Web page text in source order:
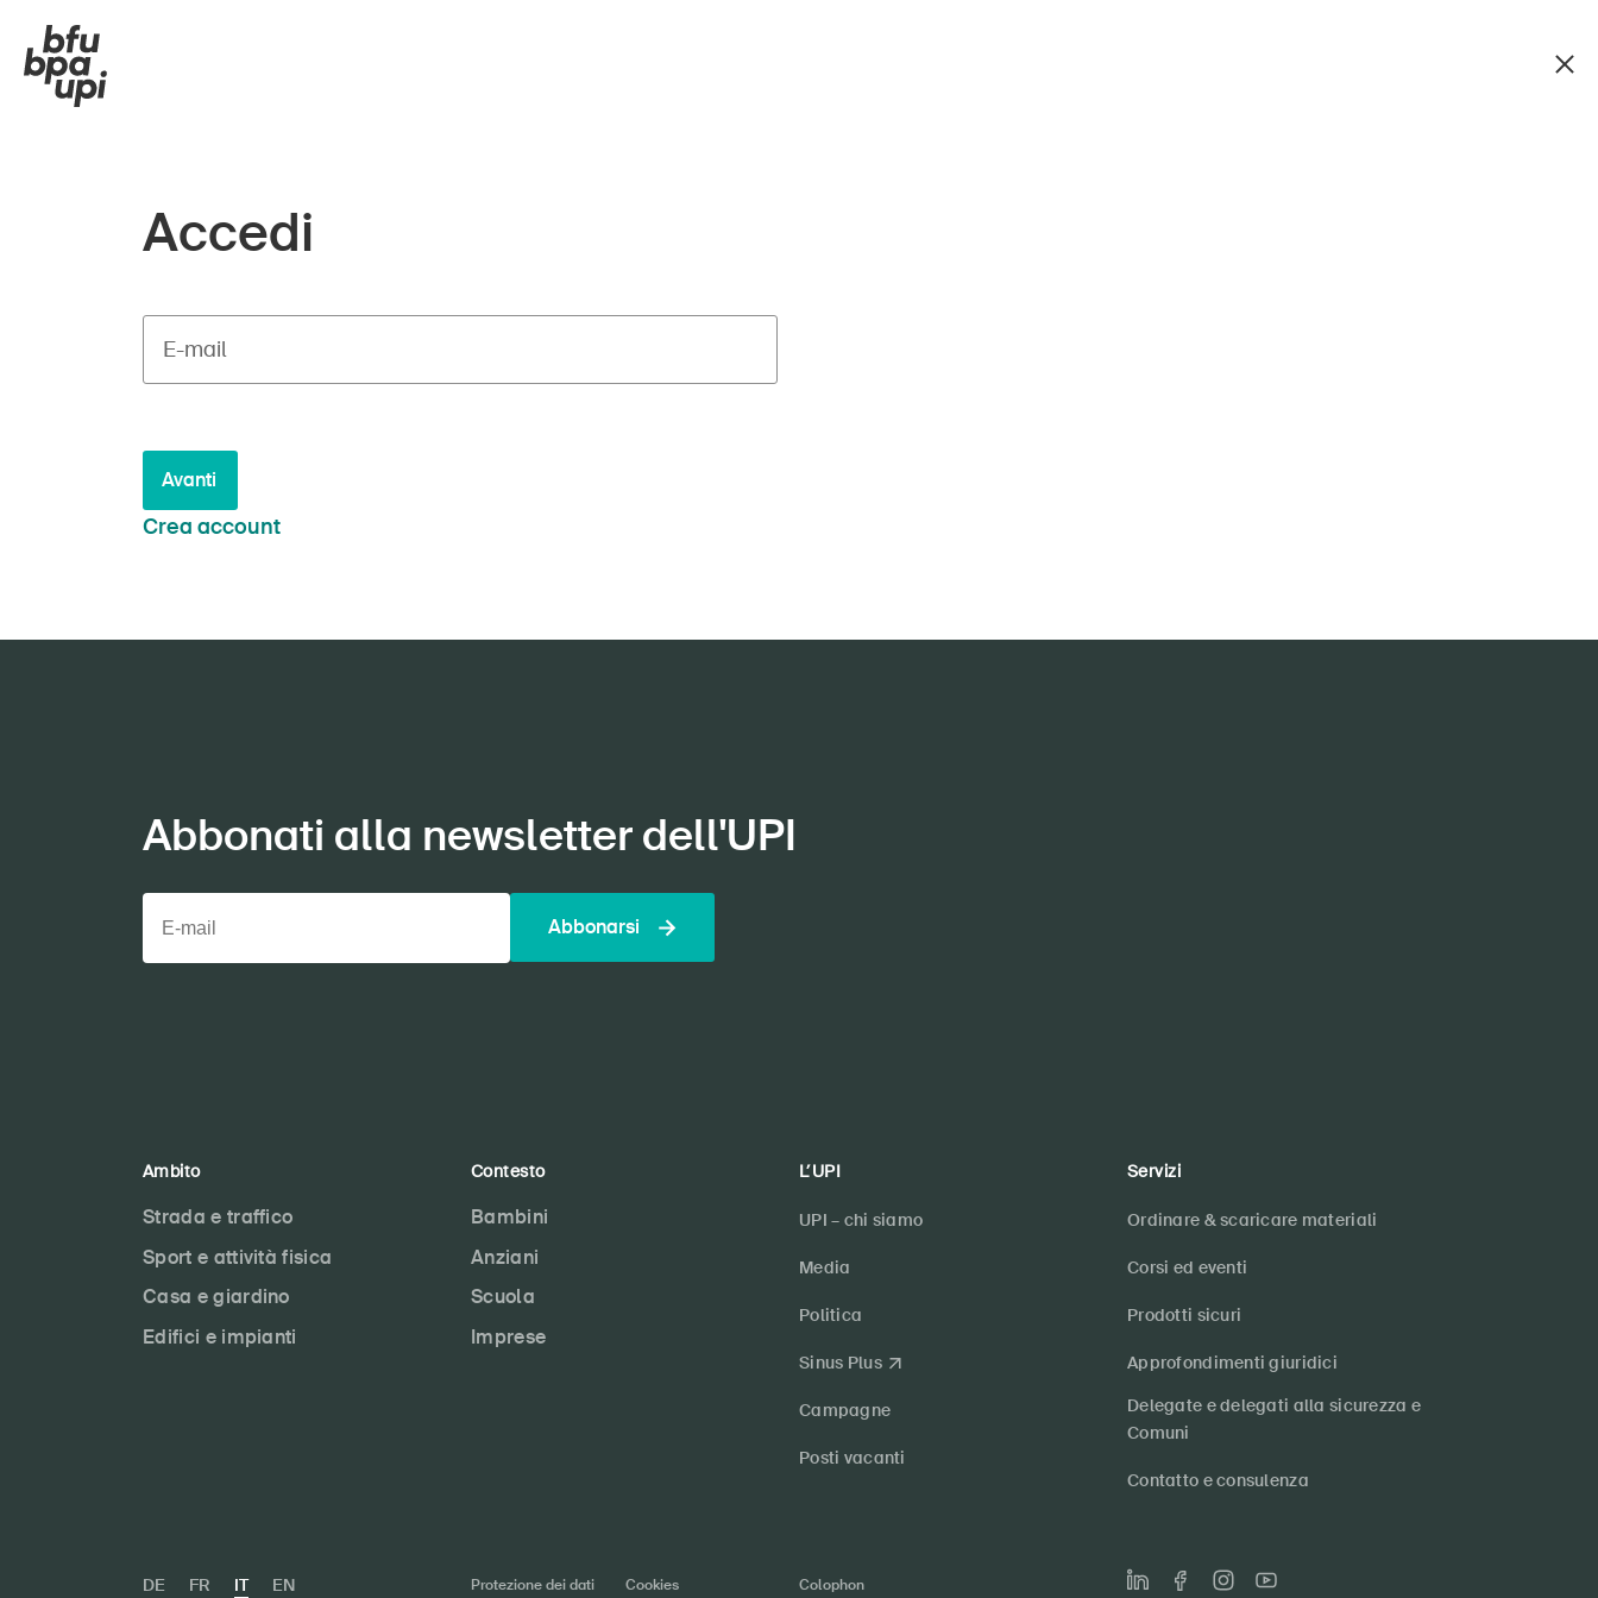
Accedi
E-mail
Avanti
Crea account
Abbonati alla newsletter dell'UPI
Abbonarsi
Ambito
Strada e traffico
Sport e attività fisica
Casa e giardino
Edifici e impianti
Contesto
Bambini
Anziani
Scuola
Imprese
L’UPI
UPI – chi siamo
Media
Politica
Sinus Plus
Campagne
Posti vacanti
Servizi
Ordinare & scaricare materiali
Corsi ed eventi
Prodotti sicuri
Approfondimenti giuridici
Delegate e delegati alla sicurezza e
Comuni
Contatto e consulenza
DE FR IT EN Protezione dei dati Cookies Colophon